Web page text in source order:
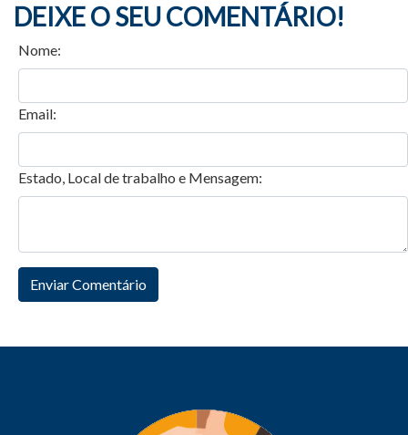
DEIXE O SEU COMENTÁRIO!
Nome:
Email:
Estado, Local de trabalho e Mensagem: